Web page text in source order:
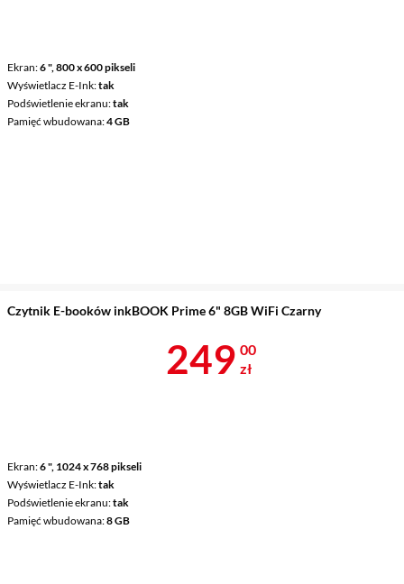
Ekran 6 ", 800 x 600 pikseli
Wyświetlacz E-Ink tak
Podświetlenie ekranu tak
Pamięć wbudowana 4 GB
Czytnik E-booków inkBOOK Prime 6" 8GB WiFi Czarny
Ekran 6 ", 1024 x 768 pikseli
Wyświetlacz E-Ink tak
Podświetlenie ekranu tak
Pamięć wbudowana 8 GB
Cena 249 zł
249 00
zł